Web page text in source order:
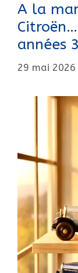
A la
années
29 mai 2026